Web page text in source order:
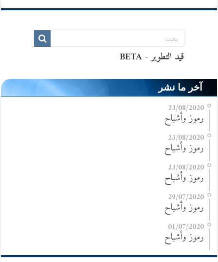
آخر ما نشر
23/08/2020
رموز وأشباح
23/08/2020
رموز وأشباح
23/08/2020
رموز وأشباح
29/07/2020
رموز وأشباح
01/07/2020
رموز وأشباح